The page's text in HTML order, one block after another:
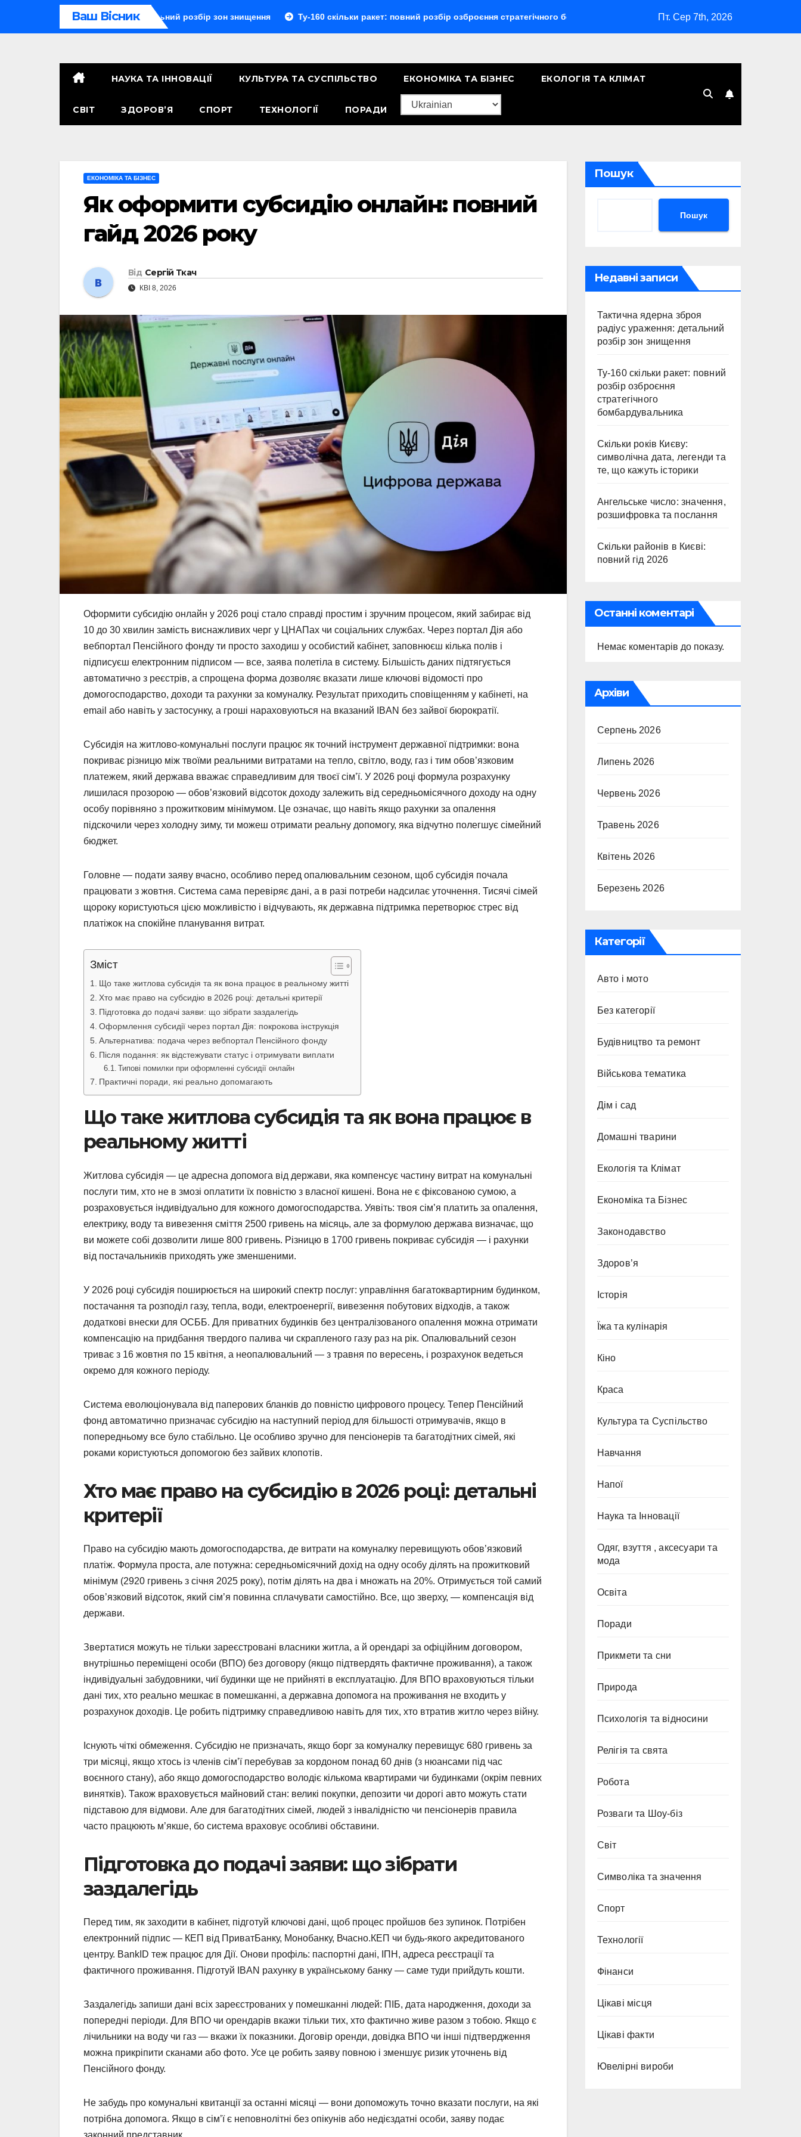
Ваш Вісник
радіус ураження: детальний розбір зон знищення Ту-160 скільки ракет: повний розбір озброєння стратегічного бомбардувальника Скільки років Києву: символічна дата,
Пт. Сер 7th, 2026
НАУКА ТА ІННОВАЦІЇ КУЛЬТУРА ТА СУСПІЛЬСТВО ЕКОНОМІКА ТА БІЗНЕС ЕКОЛОГІЯ ТА КЛІМАТ
СВІТ ЗДОРОВ’Я СПОРТ ТЕХНОЛОГІЇ ПОРАДИ
ЕКОНОМІКА ТА БІЗНЕС
Як оформити субсидію онлайн: повний
гайд 2026 року
Від Сергій Ткач
КВІ 8, 2026
Оформити субсидію онлайн у 2026 році стало справді простим і зручним процесом, який забирає від
10 до 30 хвилин замість виснажливих черг у ЦНАПах чи соціальних службах. Через портал Дія або
вебпортал Пенсійного фонду ти просто заходиш у особистий кабінет, заповнюєш кілька полів і
підписуєш електронним підписом — все, заява полетіла в систему. Більшість даних підтягується
автоматично з реєстрів, а спрощена форма дозволяє вказати лише ключові відомості про
домогосподарство, доходи та рахунки за комуналку. Результат приходить сповіщенням у кабінеті, на
email або навіть у застосунку, а гроші нараховуються на вказаний IBAN без зайвої бюрократії.
Субсидія на житлово-комунальні послуги працює як точний інструмент державної підтримки: вона
покриває різницю між твоїми реальними витратами на тепло, світло, воду, газ і тим обов’язковим
платежем, який держава вважає справедливим для твоєї сім’ї. У 2026 році формула розрахунку
лишилася прозорою — обов’язковий відсоток доходу залежить від середньомісячного доходу на одну
особу порівняно з прожитковим мінімумом. Це означає, що навіть якщо рахунки за опалення
підскочили через холодну зиму, ти можеш отримати реальну допомогу, яка відчутно полегшує сімейний
бюджет.
Головне — подати заяву вчасно, особливо перед опалювальним сезоном, щоб субсидія почала
працювати з жовтня. Система сама перевіряє дані, а в разі потреби надсилає уточнення. Тисячі сімей
щороку користуються цією можливістю і відчувають, як державна підтримка перетворює стрес від
платіжок на спокійне планування витрат.
Зміст
Що таке житлова субсидія та як вона працює в реальному житті
Хто має право на субсидію в 2026 році: детальні критерії
Підготовка до подачі заяви: що зібрати заздалегідь
Оформлення субсидії через портал Дія: покрокова інструкція
Альтернатива: подача через вебпортал Пенсійного фонду
Після подання: як відстежувати статус і отримувати виплати
Типові помилки при оформленні субсидії онлайн
Практичні поради, які реально допомагають
Що таке житлова субсидія та як вона працює в
реальному житті
Житлова субсидія — це адресна допомога від держави, яка компенсує частину витрат на комунальні
послуги тим, хто не в змозі оплатити їх повністю з власної кишені. Вона не є фіксованою сумою, а
розраховується індивідуально для кожного домогосподарства. Уявіть: твоя сім’я платить за опалення,
електрику, воду та вивезення сміття 2500 гривень на місяць, але за формулою держава визначає, що
ви можете собі дозволити лише 800 гривень. Різницю в 1700 гривень покриває субсидія — і рахунки
від постачальників приходять уже зменшеними.
У 2026 році субсидія поширюється на широкий спектр послуг: управління багатоквартирним будинком,
постачання та розподіл газу, тепла, води, електроенергії, вивезення побутових відходів, а також
додаткові внески для ОСББ. Для приватних будинків без централізованого опалення можна отримати
компенсацію на придбання твердого палива чи скрапленого газу раз на рік. Опалювальний сезон
триває з 16 жовтня по 15 квітня, а неопалювальний — з травня по вересень, і розрахунок ведеться
окремо для кожного періоду.
Система еволюціонувала від паперових бланків до повністю цифрового процесу. Тепер Пенсійний
фонд автоматично призначає субсидію на наступний період для більшості отримувачів, якщо в
попередньому все було стабільно. Це особливо зручно для пенсіонерів та багатодітних сімей, які
роками користуються допомогою без зайвих клопотів.
Хто має право на субсидію в 2026 році: детальні
критерії
Право на субсидію мають домогосподарства, де витрати на комуналку перевищують обов’язковий
платіж. Формула проста, але потужна: середньомісячний дохід на одну особу ділять на прожитковий
мінімум (2920 гривень з січня 2025 року), потім ділять на два і множать на 20%. Отримується той самий
обов’язковий відсоток, який сім’я повинна сплачувати самостійно. Все, що зверху, — компенсація від
держави.
Звертатися можуть не тільки зареєстровані власники житла, а й орендарі за офіційним договором,
внутрішньо переміщені особи (ВПО) без договору (якщо підтвердять фактичне проживання), а також
індивідуальні забудовники, чиї будинки ще не прийняті в експлуатацію. Для ВПО враховуються тільки
дані тих, хто реально мешкає в помешканні, а державна допомога на проживання не входить у
розрахунок доходів. Це робить підтримку справедливою навіть для тих, хто втратив житло через війну.
Існують чіткі обмеження. Субсидію не призначать, якщо борг за комуналку перевищує 680 гривень за
три місяці, якщо хтось із членів сім’ї перебував за кордоном понад 60 днів (з нюансами під час
воєнного стану), або якщо домогосподарство володіє кількома квартирами чи будинками (окрім певних
винятків). Також враховується майновий стан: великі покупки, депозити чи дорогі авто можуть стати
підставою для відмови. Але для багатодітних сімей, людей з інвалідністю чи пенсіонерів правила
часто працюють м’якше, бо система враховує особливі обставини.
Підготовка до подачі заяви: що зібрати
заздалегідь
Перед тим, як заходити в кабінет, підготуй ключові дані, щоб процес пройшов без зупинок. Потрібен
електронний підпис — КЕП від ПриватБанку, Монобанку, Вчасно.КЕП чи будь-якого акредитованого
центру. BankID теж працює для Дії. Онови профіль: паспортні дані, ІПН, адреса реєстрації та
фактичного проживання. Підготуй IBAN рахунку в українському банку — саме туди прийдуть кошти.
Заздалегідь запиши дані всіх зареєстрованих у помешканні людей: ПІБ, дата народження, доходи за
попередні періоди. Для ВПО чи орендарів вкажи тільки тих, хто фактично живе разом з тобою. Якщо є
лічильники на воду чи газ — вкажи їх показники. Договір оренди, довідка ВПО чи інші підтвердження
можна прикріпити сканами або фото. Усе це робить заяву повною і зменшує ризик уточнень від
Пенсійного фонду.
Не забудь про комунальні квитанції за останні місяці — вони допоможуть точно вказати послуги, на які
потрібна допомога. Якщо в сім’ї є неповнолітні без опікунів або недієздатні особи, заяву подає
Пошук
Пошук
Недавні записи
Тактична ядерна зброя
радіус ураження: детальний
розбір зон знищення
Ту-160 скільки ракет: повний
розбір озброєння
стратегічного
бомбардувальника
Скільки років Києву:
символічна дата, легенди та
те, що кажуть історики
Ангельське число: значення,
розшифровка та послання
Скільки районів в Києві:
повний гід 2026
Останні коментарі
Немає коментарів до показу.
Архіви
Серпень 2026
Липень 2026
Червень 2026
Травень 2026
Квітень 2026
Березень 2026
Категорії
Авто і мото
Без категорії
Будівництво та ремонт
Військова тематика
Дім і сад
Домашні тварини
Екологія та Клімат
Економіка та Бізнес
Законодавство
Здоров’я
Історія
Їжа та кулінарія
Кіно
Краса
Культура та Суспільство
Навчання
Напої
Наука та Інновації
Одяг, взуття , аксесуари та
мода
Освіта
Поради
Прикмети та сни
Природа
Психологія та відносини
Релігія та свята
Робота
Розваги та Шоу-біз
Світ
Символіка та значення
Спорт
Технології
Фінанси
Цікаві місця
Цікаві факти
Ювелірні вироби